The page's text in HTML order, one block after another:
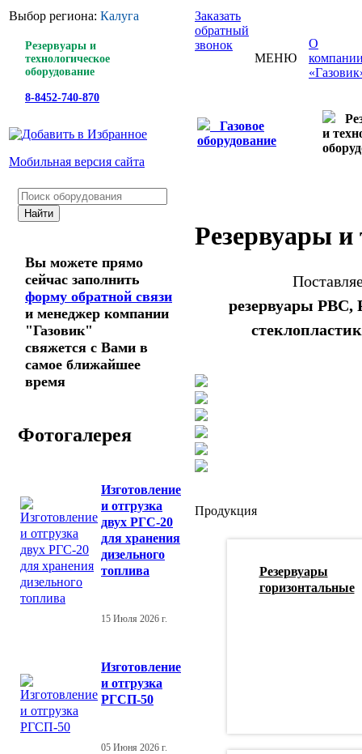
Выбор региона: Калуга
Резервуары и
технологическое
оборудование
8-8452-740-870
Мобильная версия сайта
Заказать
обратный
звонок
МЕНЮ
О
Газовое
оборудование
и
Вы можете прямо
сейчас заполнить
форму обратной связи
и менеджер компании
"Газовик"
свяжется с Вами в
самое ближайшее
время
Фотогалерея
Изготовление
и отгрузка
двух РГС-20
для хранения
дизельного
топлива
15 Июля 2026 г.
Изготовление
и отгрузка
РГСП-50
05 Июня 2026 г.
Резервуары и
резервуары РВС,
Продукция
Резервуары
горизонтальные